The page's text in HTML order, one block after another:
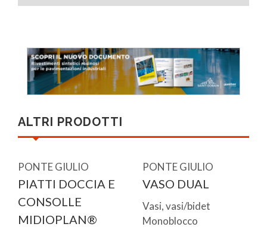
ALTRI PRODOTTI
PONTE GIULIO
PIATTI DOCCIA E
CONSOLLE
MIDIOPLAN®
PONTE GIULIO
VASO DUAL
Vasi, vasi/bidet
Monoblocco